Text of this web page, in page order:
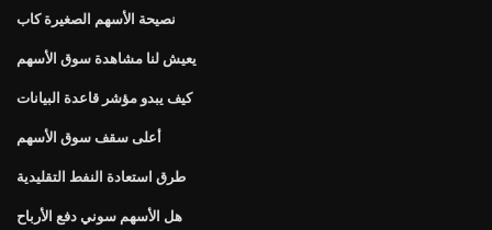
نصيحة الأسهم الصغيرة كاب
يعيش لنا مشاهدة سوق الأسهم
كيف يبدو مؤشر قاعدة البيانات
أعلى سقف سوق الأسهم
طرق استعادة النفط التقليدية
هل الأسهم سوني دفع الأرباح